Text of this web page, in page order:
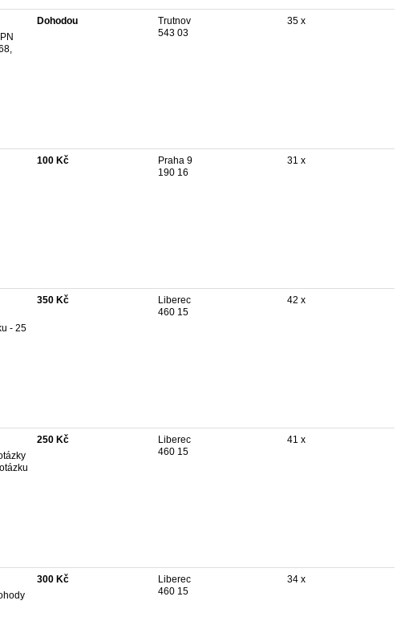
Dohodou
Trutnov
543 03
35 x
100 Kč
Praha 9
190 16
31 x
- 25
350 Kč
Liberec
460 15
42 x
250 Kč
Liberec
460 15
41 x
300 Kč
Liberec
460 15
34 x